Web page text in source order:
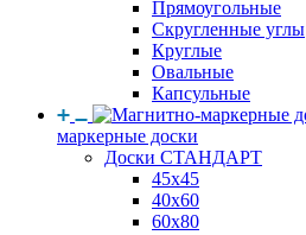
Прямоугольные
Скругленные углы
Круглые
Овальные
Капсульные
маркерные доски
Доски СТАНДАРТ
45x45
40x60
60x80